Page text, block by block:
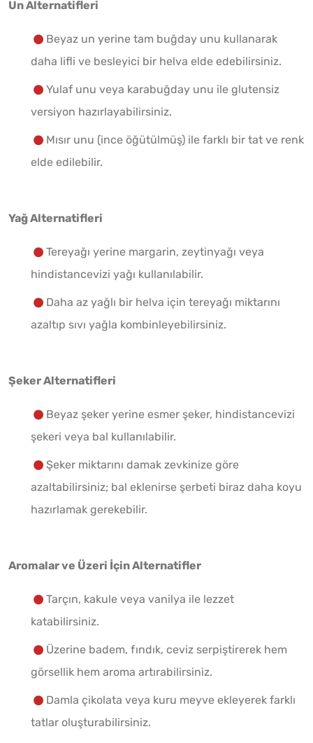
Un Alternatifleri
Beyaz un yerine tam buğday unu kullanarak
daha lifli ve besleyici bir helva elde edebilirsiniz.
Yulaf unu veya karabuğday unu ile glutensiz
versiyon hazırlayabilirsiniz.
Mısır unu (ince öğütülmüş) ile farklı bir tat ve renk
elde edilebilir.
Yağ Alternatifleri
Tereyağı yerine margarin, zeytinyağı veya
hindistancevizi yağı kullanılabilir.
Daha az yağlı bir helva için tereyağı miktarını
azaltıp sıvı yağla kombinleyebilirsiniz.
Şeker Alternatifleri
Beyaz şeker yerine esmer şeker, hindistancevizi
şekeri veya bal kullanılabilir.
Şeker miktarını damak zevkinize göre
azaltabilirsiniz; bal eklenirse şerbeti biraz daha koyu
hazırlamak gerekebilir.
Aromalar ve Üzeri İçin Alternatifler
Tarçın, kakule veya vanilya ile lezzet
katabilirsiniz.
Üzerine badem, fındık, ceviz serpiştirerek hem
görsellik hem aroma artırabilirsiniz.
Damla çikolata veya kuru meyve ekleyerek farklı
tatlar oluşturabilirsiniz.